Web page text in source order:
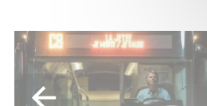
Une date de sortie pour le
nouveau film de Franck
Dubosc